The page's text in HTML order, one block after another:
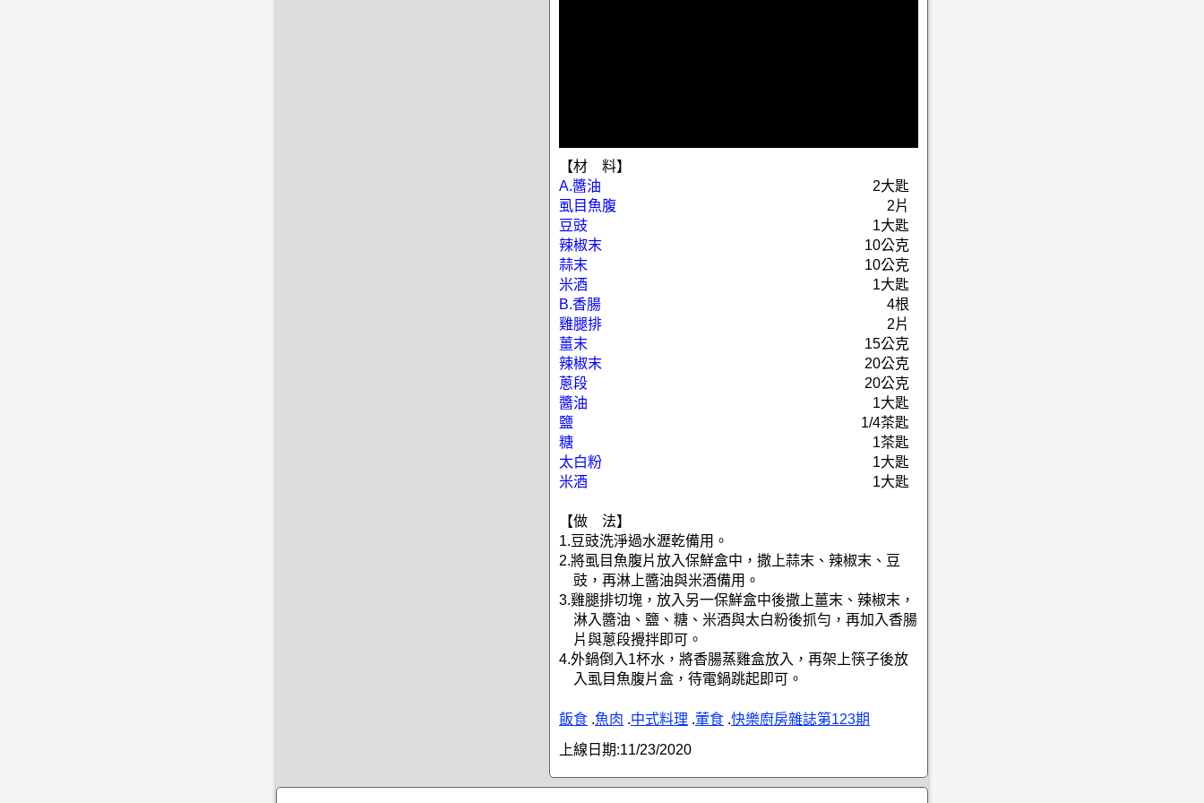
【材 料】
A.醬油
2大匙
虱目魚腹
2片
豆豉
1大匙
辣椒末
10公克
蒜末
10公克
米酒
1大匙
B.香腸
4根
雞腿排
2片
薑末
15公克
辣椒末
20公克
蔥段
20公克
醬油
1大匙
鹽
1/4茶匙
糖
1茶匙
太白粉
1大匙
米酒
1大匙
【做 法】
1.豆豉洗淨過水瀝乾備用。
2.將虱目魚腹片放入保鮮盒中，撒上蒜末、辣椒末、豆
豉，再淋上醬油與米酒備用。
3.雞腿排切塊，放入另一保鮮盒中後撒上薑末、辣椒末，
淋入醬油、鹽、糖、米酒與太白粉後抓勻，再加入香腸
片與蔥段攪拌即可。
4.外鍋倒入1杯水，將香腸蒸雞盒放入，再架上筷子後放
入虱目魚腹片盒，待電鍋跳起即可。
飯食 .魚肉 .中式料理 .葷食 .快樂廚房雜誌第123期
上線日期:11/23/2020